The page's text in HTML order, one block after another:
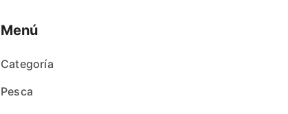
Menú
Categoría
Pesca